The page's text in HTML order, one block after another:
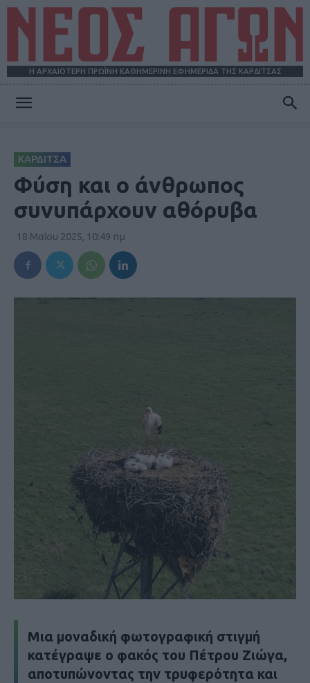
Η ΑΡΧΑΙΟΤΕΡΗ ΠΡΩΪΝΗ ΚΑΘΗΜΕΡΙΝΗ ΕΦΗΜΕΡΙΔΑ ΤΗΣ ΚΑΡΔΙΤΣΑΣ
ΚΑΡΔΙΤΣΑ
Φύση και ο άνθρωπος
συνυπάρχουν αθόρυβα
18 Μαΐου 2025, 10:49 πμ
Μια μοναδική φωτογραφική στιγμή
κατέγραψε ο φακός του Πέτρου Ζιώγα,
αποτυπώνοντας την τρυφερότητα και